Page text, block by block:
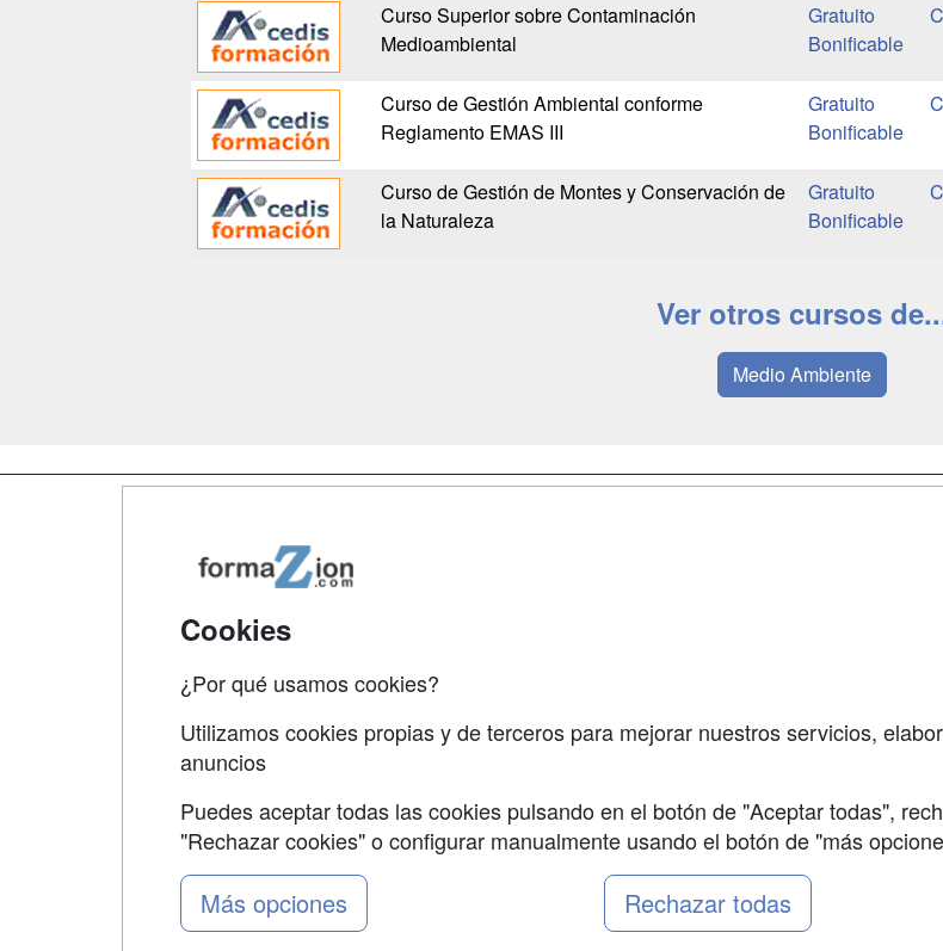
Curso Superior sobre Contaminación
Medioambiental
Gratuito
Bonificable
Curso de Gestión Ambiental conforme
Reglamento EMAS III
Gratuito
Bonificable
Curso de Gestión de Montes y Conservación de
la Naturaleza
Gratuito
Bonificable
Ver otros cursos
Medio Ambiente
Grupo formazion:
Cookies
¿Por qué usamos cookies?
Utilizamos cookies propias y de terceros para mejorar nuestros servicios,
anuncios
Puedes aceptar todas las cookies pulsando en el botón de "Aceptar todas",
"Rechazar cookies" o configurar manualmente usando el botón de "más
Más opciones Rechazar todas